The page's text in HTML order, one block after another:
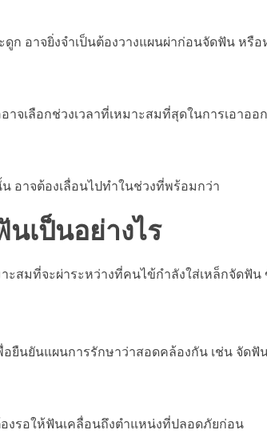
ก อาจยิ่งจำเป็นต้องวางแผนผ่าก่อนจัดฟัน หรื
เลือกช่วงเวลาที่เหมาะสมที่สุดในการเอาออ
อาจต้องเลื่อนไปทำในช่วงที่พร้อมกว่า
เป็นอย่างไร
สมที่จะผ่าระหว่างที่คนไข้กำลังใส่เหล็กจัดฟัน
นยันแผนการรักษาว่าสอดคล้องกัน เช่น จัดฟั
งรอให้ฟันเคลื่อนถึงตำแหน่งที่ปลอดภัยก่อน